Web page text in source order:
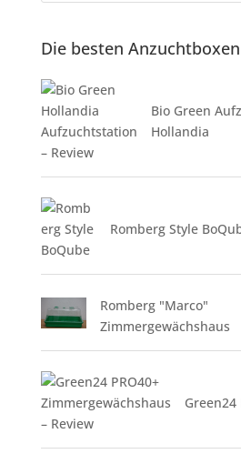
Die besten Anzuchtboxen
Bio Green
Hollandia
Romberg Style
Romberg "Marco"
Zimmergewächshaus
Green24